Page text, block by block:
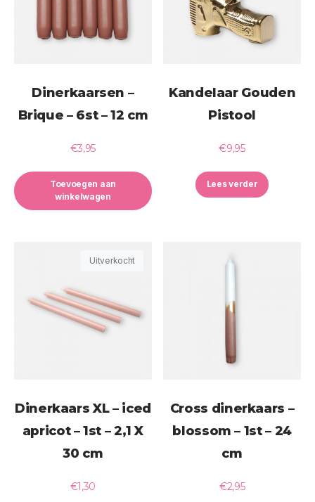
Dinerkaarsen –
Brique – 6st – 12 cm
€3,95
Toevoegen aan
winkelwagen
Kandelaar Gouden
Pistool
€9,95
Lees verder
Uitverkocht
Dinerkaars XL – iced
apricot – 1st – 2,1 X
30 cm
€1,30
Cross dinerkaars –
blossom – 1st – 24
cm
€2,95